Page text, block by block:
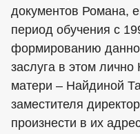
документов Романа,
период обучения с
формированию
заслуга в этом
матери – Найдиной
заместителя
произнести в их